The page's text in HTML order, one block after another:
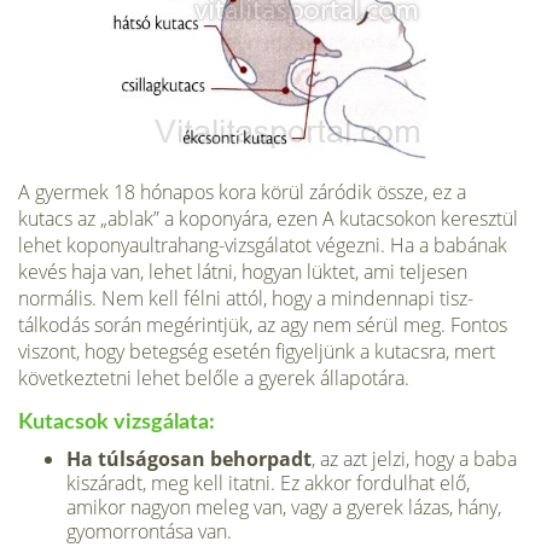
A gyermek 18 hónapos kora körül záródik össze, ez a
kutacs az „ablak” a koponyára, ezen A kutacsokon keresztül
lehet koponyaultrahang-vizsgálatot végezni. Ha a babának
kevés haja van, lehet látni, hogyan lüktet, ami teljesen
normális. Nem kell félni attól, hogy a mindennapi tisz­
tálkodás során megérintjük, az agy nem sérül meg. Fontos
viszont, hogy betegség esetén figyeljünk a kutacsra, mert
következtetni lehet belőle a gyerek állapotára.
Kutacsok vizsgálata:
Ha túlságosan behorpadt, az azt jelzi, hogy a baba
kiszáradt, meg kell itatni. Ez akkor fordulhat elő,
amikor nagyon meleg van, vagy a gyerek lázas, hány,
gyomorrontása van.